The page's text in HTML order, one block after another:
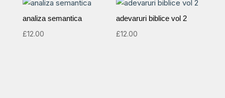
analiza semantica
£12.00
adevaruri biblice vol 2
£12.00